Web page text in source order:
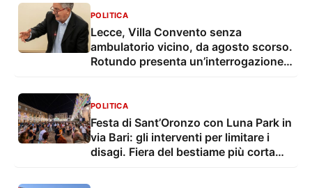
POLITICA
Lecce, Villa Convento senza
ambulatorio vicino, da agosto scorso.
Rotundo presenta un’interrogazione e
POLITICA
Festa di Sant’Oronzo con Luna Park in
via Bari: gli interventi per limitare i
disagi. Fiera del bestiame più corta